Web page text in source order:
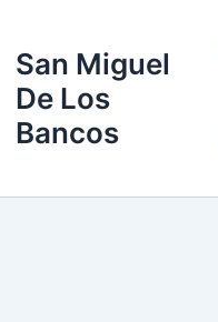
San Miguel
De Los
Bancos